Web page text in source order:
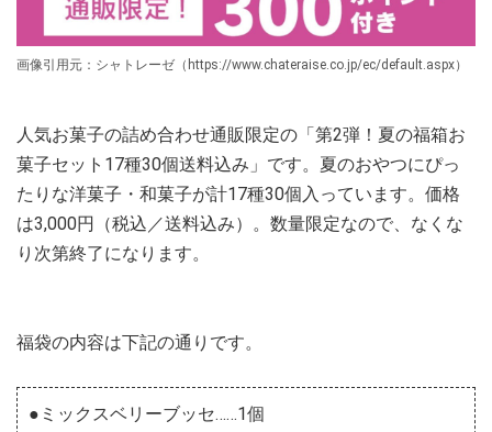
画像引用元：シャトレーゼ（https://www.chateraise.co.jp/ec/default.aspx）
人気お菓子の詰め合わせ通販限定の「第2弾！夏の福箱お
菓子セット17種30個送料込み」です。夏のおやつにぴっ
たりな洋菓子・和菓子が計17種30個入っています。価格
は3,000円（税込／送料込み）。数量限定なので、なくな
り次第終了になります。
福袋の内容は下記の通りです。
●ミックスベリーブッセ……1個